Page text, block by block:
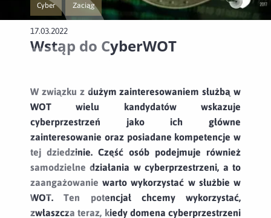
Cyber
Przejście do nowej strony z listą publikacji o kategorii Cyber
Zaciąg
Przejście do nowej strony z listą publikacji o kategorii Zaciąg
17.03.2022
Wstąp do CyberWOT
W związku z dużym zainteresowaniem służbą w
WOT wielu kandydatów wskazuje
cyberprzestrzeń jako ich główne
zainteresowanie oraz posiadane kompetencje w
tej dziedzinie. Część osób podejmuje również
samodzielne działania w cyberprzestrzeni, a to
zaangażowanie warto wykorzystać w służbie w
WOT. Ten potencjał chcemy wykorzystać,
zwłaszcza teraz, kiedy domena cyberprzestrzeni